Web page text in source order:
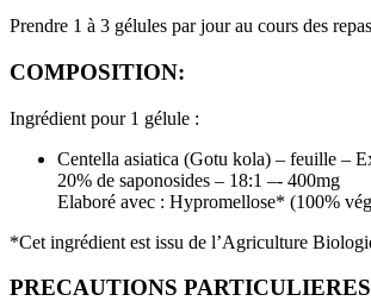
Prendre 1 à 3 gélules par jour au cours des repas
COMPOSITION:
Ingrédient pour 1 gélule :
Centella asiatica (Gotu kola) – feuille –
20% de saponosides – 18:1 –- 400mg
Elaboré avec : Hypromellose* (100%
*Cet ingrédient est issu de l’Agriculture
PRECAUTIONS